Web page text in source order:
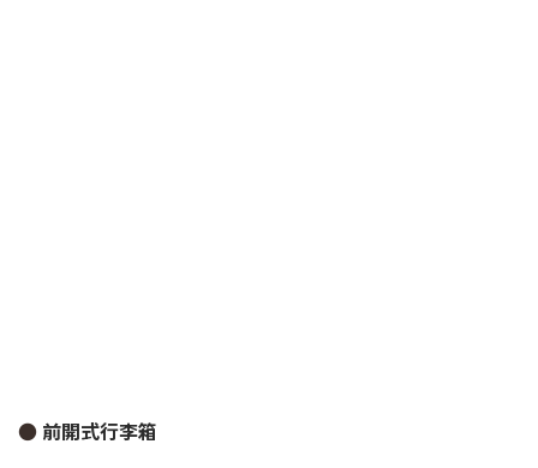
● 前開式行李箱